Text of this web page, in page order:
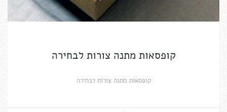
קופסאות מתנה צורות לבחירה
קופסאות מתנה צורות לבחירה